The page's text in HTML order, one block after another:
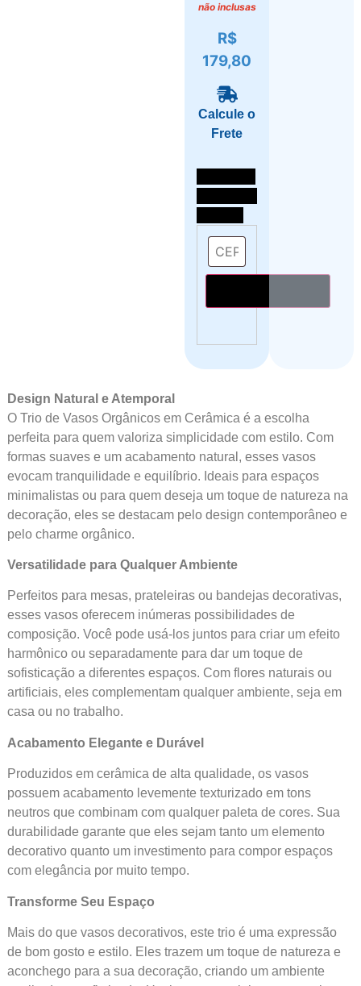
não inclusas
R$
179,80
Calcule o
Frete
Design Natural e Atemporal
O Trio de Vasos Orgânicos em Cerâmica é a escolha
perfeita para quem valoriza simplicidade com estilo. Com
formas suaves e um acabamento natural, esses vasos
evocam tranquilidade e equilíbrio. Ideais para espaços
minimalistas ou para quem deseja um toque de natureza na
decoração, eles se destacam pelo design contemporâneo e
pelo charme orgânico.
Versatilidade para Qualquer Ambiente
Perfeitos para mesas, prateleiras ou bandejas decorativas,
esses vasos oferecem inúmeras possibilidades de
composição. Você pode usá-los juntos para criar um efeito
harmônico ou separadamente para dar um toque de
sofisticação a diferentes espaços. Com flores naturais ou
artificiais, eles complementam qualquer ambiente, seja em
casa ou no trabalho.
Acabamento Elegante e Durável
Produzidos em cerâmica de alta qualidade, os vasos
possuem acabamento levemente texturizado em tons
neutros que combinam com qualquer paleta de cores. Sua
durabilidade garante que eles sejam tanto um elemento
decorativo quanto um investimento para compor espaços
com elegância por muito tempo.
Transforme Seu Espaço
Mais do que vasos decorativos, este trio é uma expressão
de bom gosto e estilo. Eles trazem um toque de natureza e
aconchego para a sua decoração, criando um ambiente